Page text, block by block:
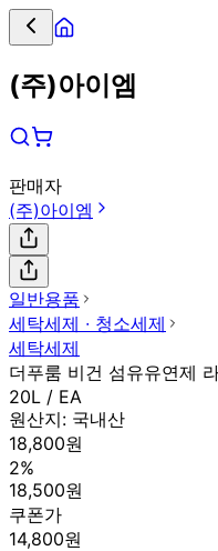
(주)아이엠
판매자
(주)아이엠
일반용품
세탁세제 ∙ 청소세제
세탁세제
더푸룸 비건 섬유유연제
20L / EA
원산지: 국내산
18,800원
2%
18,500원
쿠폰가
14,800원